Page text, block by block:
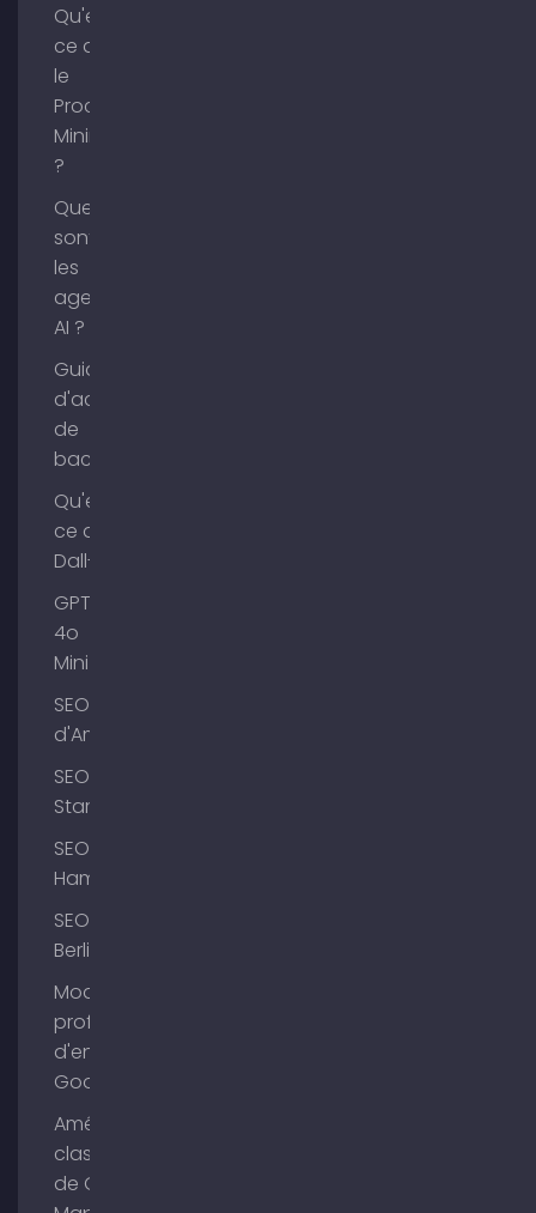
Qu'est-
ce que
le
Process
Mining
?
Que
sont
les
agents
AI ?
Guide
d'achat
de
backlinks
Qu'est-
ce que
Dall-E ?
GPT-
4o
Mini
SEO Lac
d'Ammer
SEO
Starnberg
SEO
Hambourg
SEO
Berlin
Modifier le
profil
d'entreprise
Google
Améliorer le
classement
de Google